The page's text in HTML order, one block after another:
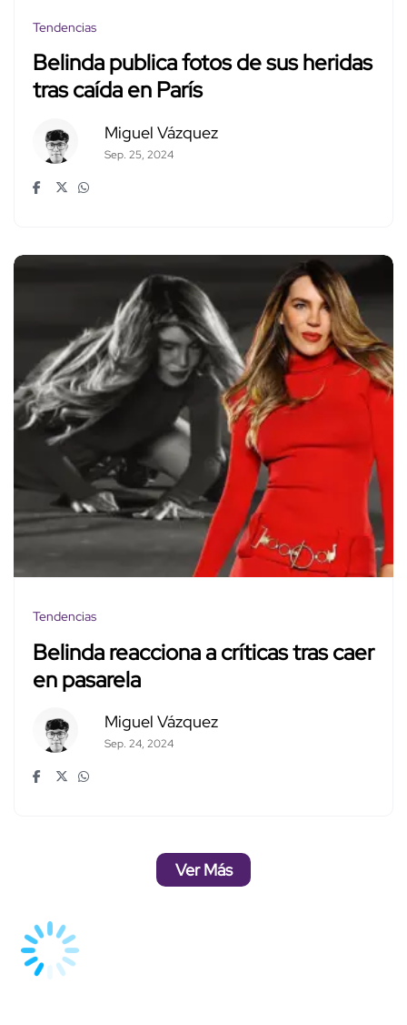
Tendencias
Belinda publica fotos de sus heridas
tras caída en París
Miguel Vázquez
Sep. 25, 2024
Tendencias
Belinda reacciona a críticas tras caer
en pasarela
Miguel Vázquez
Sep. 24, 2024
Ver Más